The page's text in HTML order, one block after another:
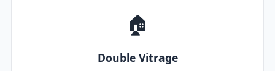
🏠
Double Vitrage